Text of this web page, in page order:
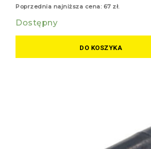
5
Poprzednia najniższa cena: 67 zł.
Dostępny
DO KOSZYKA